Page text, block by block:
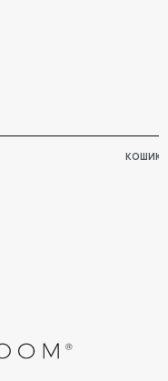
КОШИК